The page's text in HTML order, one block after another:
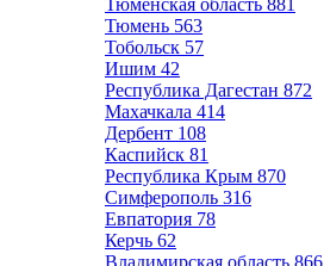
Тюменская область 881
Тюмень 563
Тобольск 57
Ишим 42
Республика Дагестан 872
Махачкала 414
Дербент 108
Каспийск 81
Республика Крым 870
Симферополь 316
Евпатория 78
Керчь 62
Владимирская область 866